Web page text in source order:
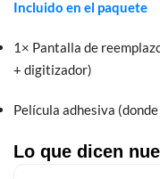
Incluido en el paquete
1× Pantalla de
+ digitizador)
Película adhesiva
Lo que dicen